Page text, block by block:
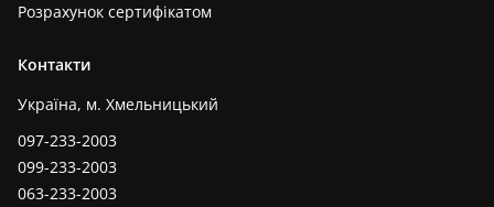
Розрахунок сертифікатом
Контакти
Україна, м. Хмельницький
097-233-2003
099-233-2003
063-233-2003